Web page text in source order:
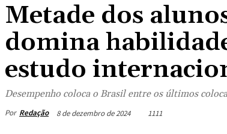
Metade dos
domina
estudo
Desempenho coloca o Brasil entre os últimos
Por Redação 8 de dezembro de 2024 1111